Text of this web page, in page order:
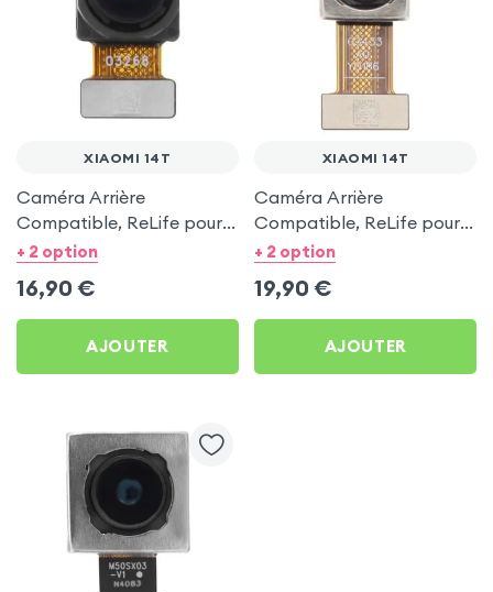
XIAOMI 14T
Caméra Arrière
Compatible, ReLife pour
Xiaomi 14T
+ 2 option
16,90 €
AJOUTER
XIAOMI 14T
Caméra Arrière
Compatible, ReLife pour
Xiaomi 14T
+ 2 option
19,90 €
AJOUTER